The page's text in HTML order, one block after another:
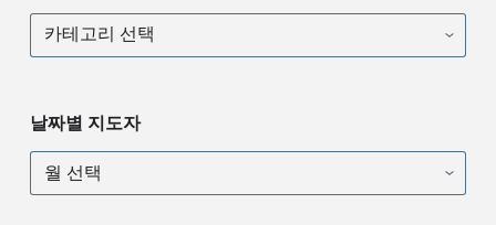
날짜별 지도자